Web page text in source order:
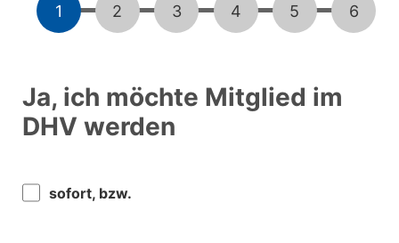
1 2 3 4 5 6
Ja, ich möchte Mitglied im
DHV werden
sofort, bzw.